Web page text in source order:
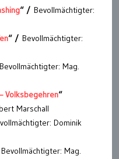
“ / Bevollmächtigter:
“ / Bevollmächtigter:
Bevollmächtigter: Mag.
Volksbegehren“
Marschall
Dominik
Bevollmächtigter: Mag.